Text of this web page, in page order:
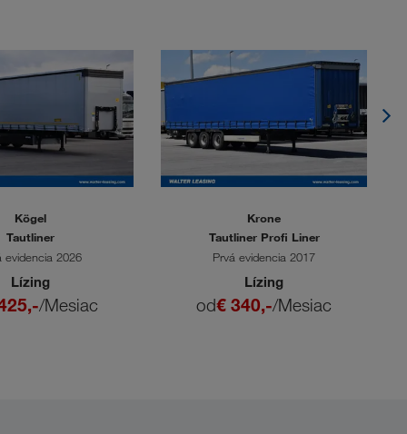
Kögel
Tautliner
evidencia 2026
Lízing
/Mesiac
Krone
Tautliner Profi Liner
Prvá evidencia 2017
Lízing
od€ 340,-/Mesiac